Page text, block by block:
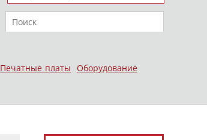
Поиск
Печатные платы
Оборудование